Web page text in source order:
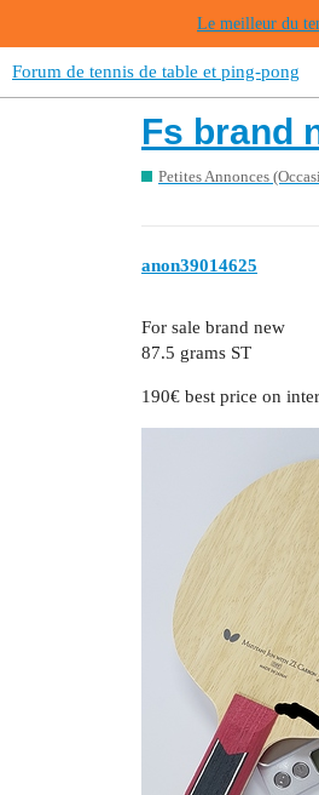
Le meilleur du
Forum de tennis de table et ping-pong
Fs brand
Petites Annonces
anon39014625
For sale brand new
87.5 grams ST
190€ best price on